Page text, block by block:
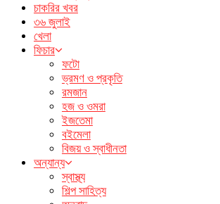
চাকরির খবর
৩৬ জুলাই
খেলা
ফিচার
ফটো
ভ্রমণ ও প্রকৃতি
রমজান
হজ ও ওমরা
ইজতেমা
বইমেলা
বিজয় ও স্বাধীনতা
অন্যান্য
স্বাস্থ্য
শিল্প সাহিত্য